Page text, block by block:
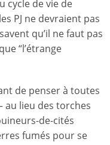
cycle de vie de
PJ ne devraient pas
qu’il ne faut pas
“l’étrange
de penser à toutes
au lieu des torches
de-cités
fumés pour se